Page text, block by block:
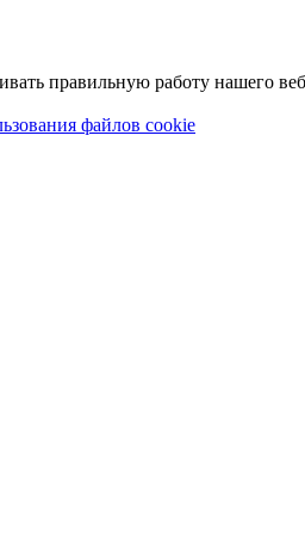
правильную работу нашего
файлов cookie